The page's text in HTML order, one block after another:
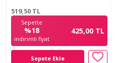
519,50 TL
Sepette
%18
indirimli fiyat
425,00 TL
Sepete Ekle